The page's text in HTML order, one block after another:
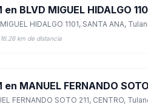
en BLVD MIGUEL HIDALGO
km de distancia
en MANUEL FERNANDO SOTO